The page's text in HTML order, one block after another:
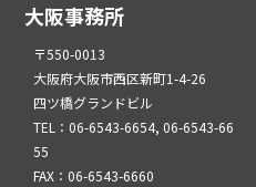
大阪事務所
〒550-0013
大阪府大阪市西区新町1-4-26
四ツ橋グランドビル
TEL：06-6543-6654, 06-6543-66
55
FAX：06-6543-6660